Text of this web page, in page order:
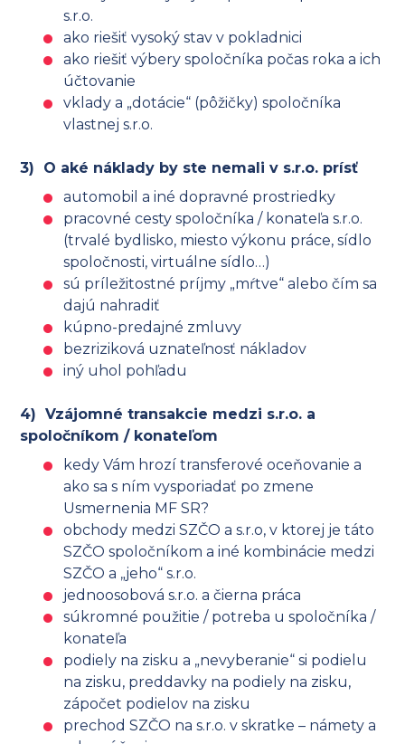
s.r.o.
ako riešiť vysoký stav v pokladnici
ako riešiť výbery spoločníka počas roka a ich
účtovanie
vklady a „dotácie“ (pôžičky) spoločníka
vlastnej s.r.o.
3) O aké náklady by ste nemali v s.r.o. prísť
automobil a iné dopravné prostriedky
pracovné cesty spoločníka / konateľa s.r.o.
(trvalé bydlisko, miesto výkonu práce, sídlo
spoločnosti, virtuálne sídlo…)
sú príležitostné príjmy „mŕtve“ alebo čím sa
dajú nahradiť
kúpno-predajné zmluvy
bezriziková uznateľnosť nákladov
iný uhol pohľadu
4) Vzájomné transakcie medzi s.r.o. a
spoločníkom / konateľom
kedy Vám hrozí transferové oceňovanie a
ako sa s ním vysporiadať po zmene
Usmernenia MF SR?
obchody medzi SZČO a s.r.o, v ktorej je táto
SZČO spoločníkom a iné kombinácie medzi
SZČO a „jeho“ s.r.o.
jednoosobová s.r.o. a čierna práca
súkromné použitie / potreba u spoločníka /
konateľa
podiely na zisku a „nevyberanie“ si podielu
na zisku, preddavky na podiely na zisku,
zápočet podielov na zisku
prechod SZČO na s.r.o. v skratke – námety a